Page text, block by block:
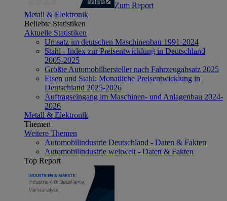
Zum Report
Metall & Elektronik
Beliebte Statistiken
Aktuelle Statistiken
Umsatz im deutschen Maschinenbau 1991-2024
Stahl - Index zur Preisentwicklung in Deutschland
2005-2025
Größte Automobilhersteller nach Fahrzeugabsatz 2025
Eisen und Stahl: Monatliche Preisentwicklung in
Deutschland 2025-2026
Auftragseingang im Maschinen- und Anlagenbau 2024-
2026
Metall & Elektronik
Themen
Weitere Themen
Automobilindustrie Deutschland - Daten & Fakten
Automobilindustrie weltweit - Daten & Fakten
Top Report